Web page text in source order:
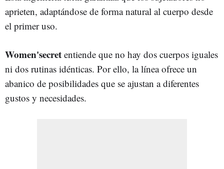
aprieten, adaptándose de forma natural al cuerpo desde
el primer uso.
Women'secret entiende que no hay dos cuerpos iguales
ni dos rutinas idénticas. Por ello, la línea ofrece un
abanico de posibilidades que se ajustan a diferentes
gustos y necesidades.